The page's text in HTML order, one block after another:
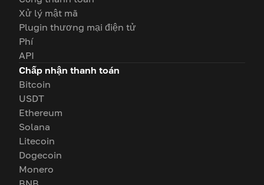
Xử lý mật mã
Plugin thương mại điện tử
Phí
API
Chấp nhận thanh toán
Bitcoin
USDT
Ethereum
Solana
Litecoin
Dogecoin
Monero